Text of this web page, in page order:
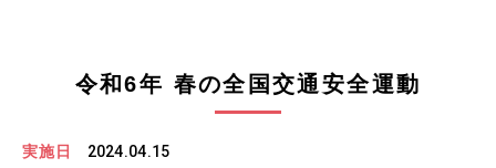
令和6年 春の全国交通安全運動
実施日 2024.04.15